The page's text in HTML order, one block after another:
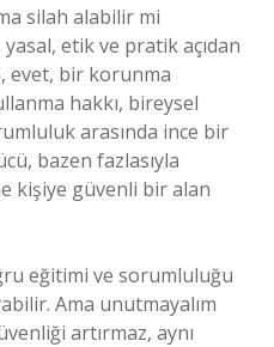
silah alabilir mi
etik ve pratik açıdan
evet, bir korunma
hakkı, bireysel
arasında ince bir
bazen fazlasıyla
kişiye güvenli bir alan
eğitimi ve sorumluluğu
Ama unutmayalım
artırmaz, aynı